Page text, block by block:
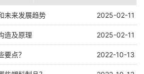
未来发展趋势 2025-02-11
造及原理 2025-02-11
要点？ 2022-10-13